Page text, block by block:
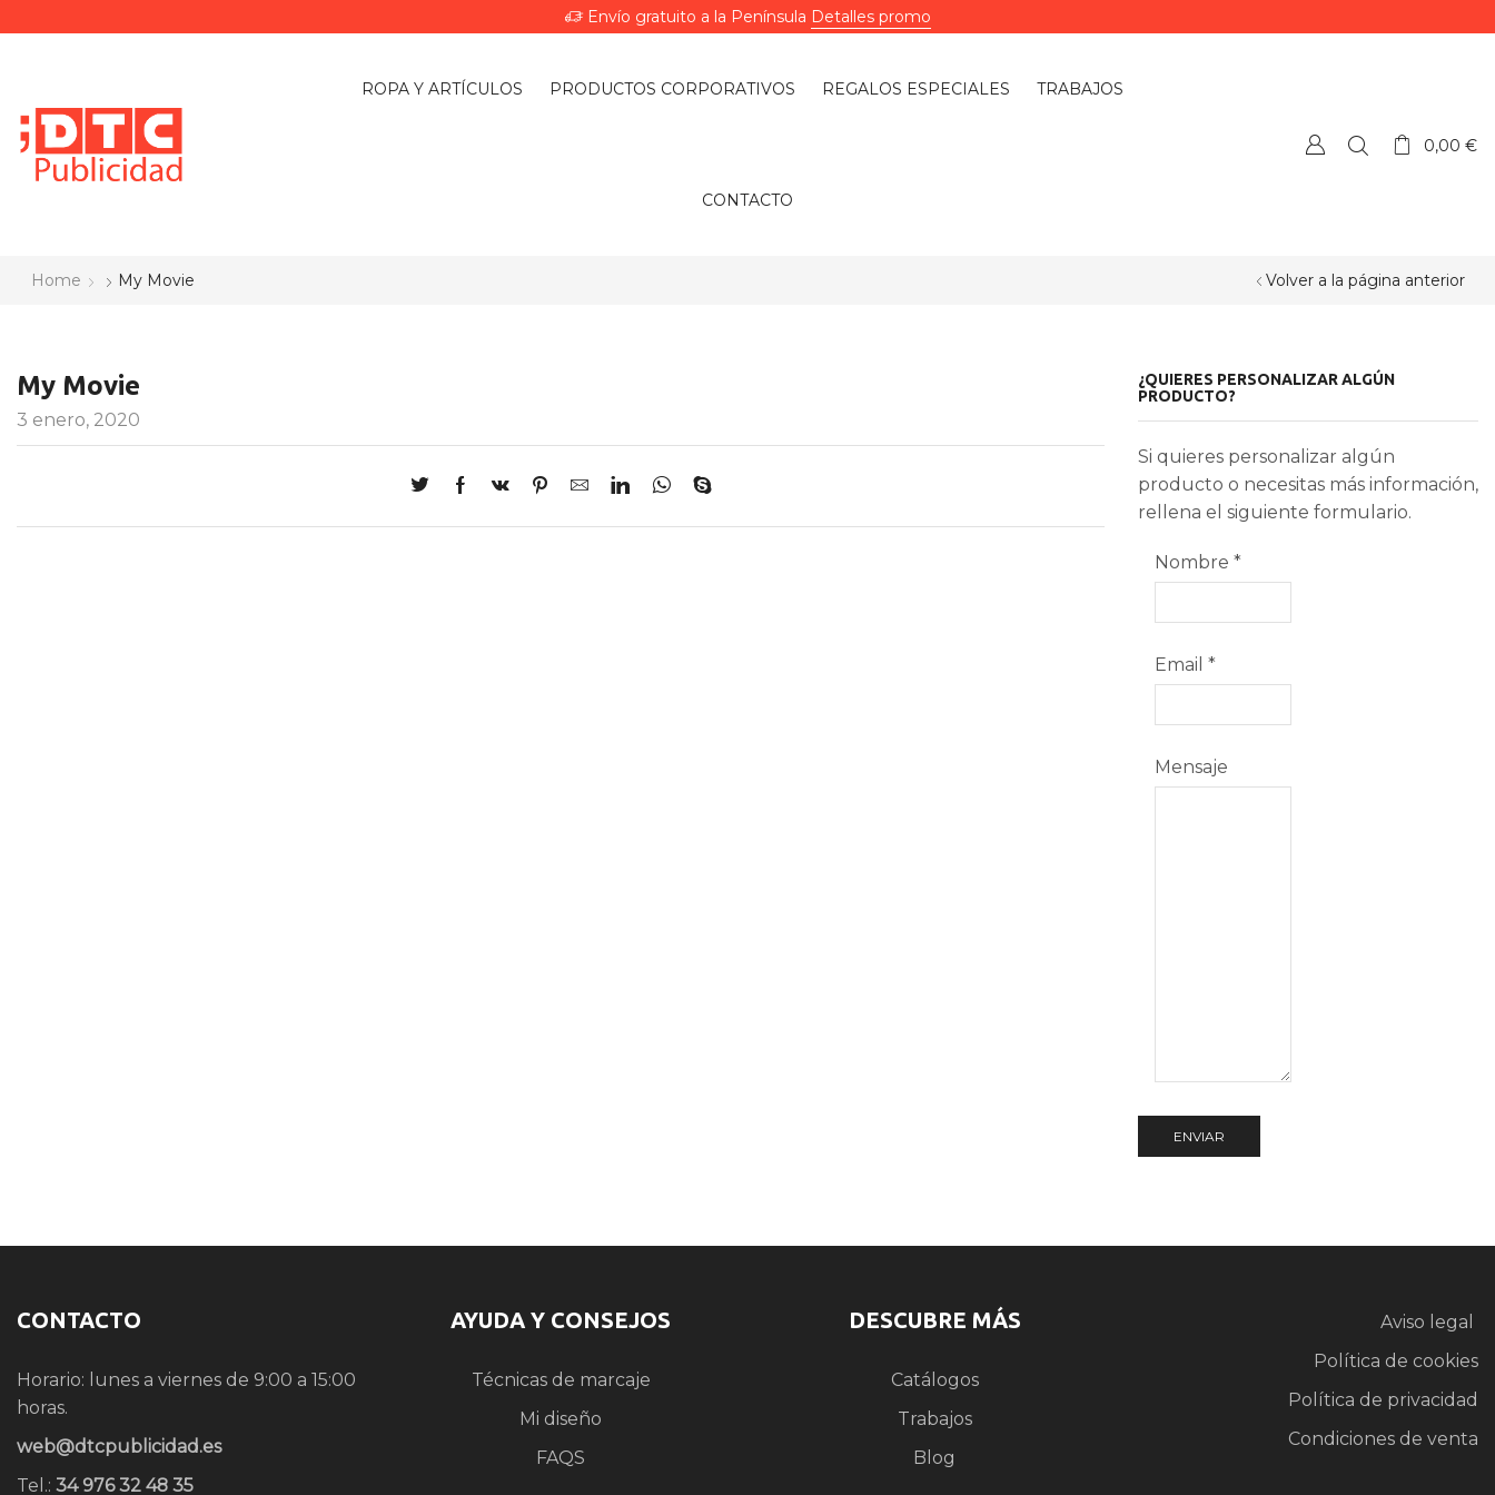
Envío gratuito a la Península Detalles promo
ROPA Y ARTÍCULOS PRODUCTOS CORPORATIVOS REGALOS ESPECIALES TRABAJOS
CONTACTO
0,00€
Volver a la página anterior
Home My Movie
My Movie
3 enero, 2020
¿QUIERES PERSONALIZAR ALGÚN
PRODUCTO?
Si quieres personalizar algún
producto o necesitas más información,
rellena el siguiente formulario.
Nombre *
Email *
Mensaje
CONTACTO
Horario: lunes a viernes de 9:00 a 15:00
horas.
web@dtcpublicidad.es
Tel.: 34 976 32 48 35
AYUDA Y CONSEJOS
Técnicas de marcaje
Mi diseño
FAQS
DESCUBRE MÁS
Catálogos
Trabajos
Blog
Aviso legal
Política de cookies
Política de privacidad
Condiciones de venta